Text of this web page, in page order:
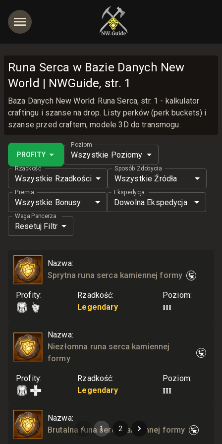
Runa Serca w Bazie Danych New
World | NWGuide, str. 1
Baza Danych New World: Runa Serca, str. 1 - kalkulator
craftingu i szanse na drop. Listy perków (perk buckets) i
szanse przed craftem, modele 3D do transmogu.
PROFITY
Poziom
Wszystkie Poziomy
Rzadkość
Wszystkie Rzadkości
Sposób Zdobycia
Wszystkie Źródła
Premia
Wszystkie Bonusy
Ekspedycja
Dowolna Ekspedycja
Waga Pancerza
Resetuj Filtr
Nazwa:
Sprytna runa serca kamiennej formy
Profity: Rzadkość:
Legendary
Poziom:
III
Nazwa:
Niezłomna runa serca kamiennej
formy
Profity: Rzadkość:
Legendary
Poziom:
III
Nazwa:
Brutalna runa serca kamiennej formy
1 2